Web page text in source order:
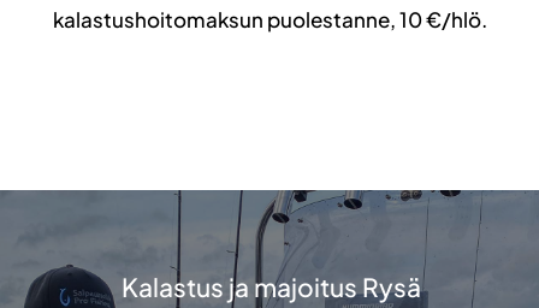
kalastushoitomaksun puolestanne, 10 €/hlö.
Kalastus ja majoitus Rysä